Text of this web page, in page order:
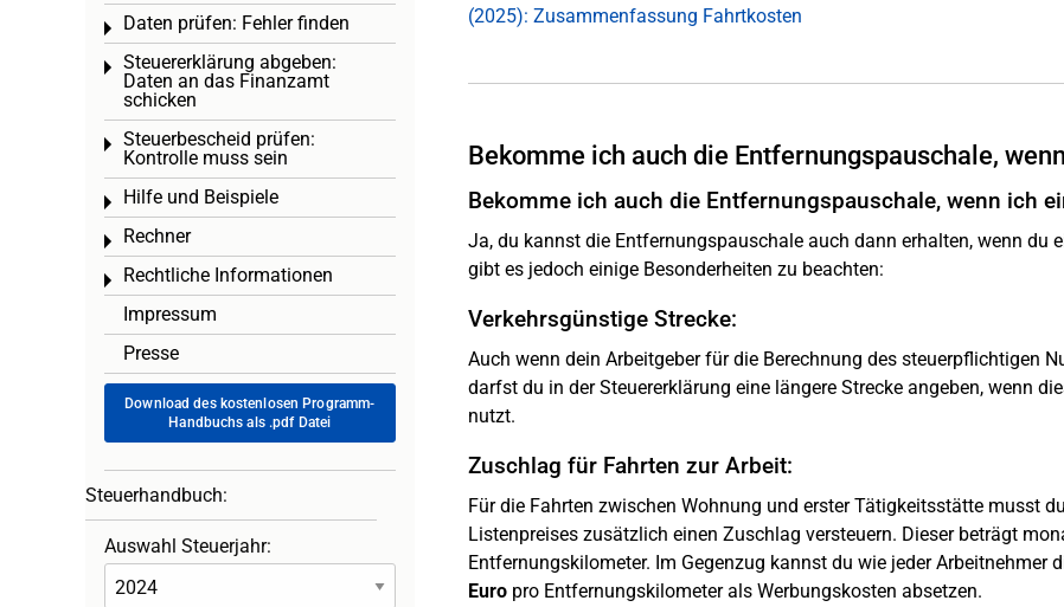
(2025): Zusammenfassung Fahrtkosten
Bekomme ich auch die Entfernungspauschale,
Bekomme ich auch die Entfernungspauschale, wenn ich
Ja, du kannst die Entfernungspauschale auch dann erhalten, wenn du
gibt es jedoch einige Besonderheiten zu beachten:
Verkehrsgünstige Strecke:
Auch wenn dein Arbeitgeber für die Berechnung des steuerpflichtigen
darfst du in der Steuererklärung eine längere Strecke angeben, wenn
nutzt.
Zuschlag für Fahrten zur Arbeit:
Für die Fahrten zwischen Wohnung und erster Tätigkeitsstätte musst
Listenpreises zusätzlich einen Zuschlag versteuern. Dieser beträgt
Entfernungskilometer. Im Gegenzug kannst du wie jeder Arbeitnehmer
Europro Entfernungskilometer als Werbungskosten absetzen.
Daten prüfen: Fehler finden
Toggle menu
Steuererklärung abgeben:
Daten an das Finanzamt
schicken
Toggle menu
Steuerbescheid prüfen:
Kontrolle muss sein
Toggle menu
Hilfe und Beispiele
Toggle menu
Rechner
Toggle menu
Rechtliche Informationen
Toggle menu
Impressum
Presse
Download des kostenlosen Programm-
Handbuchs als .pdf Datei
Steuerhandbuch:
Auswahl Steuerjahr: